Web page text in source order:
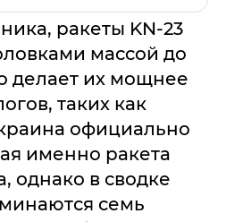
ракеты KN-23
массой до
делает их мощнее
таких как
официально
именно ракета
однако в сводке
семь